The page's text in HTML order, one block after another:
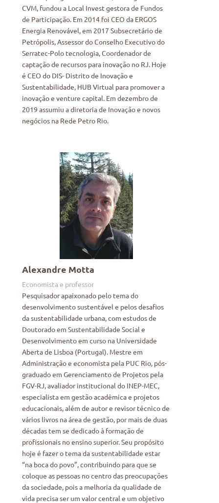
CVM, fundou a Local Invest gestora de Fundos
de Participação. Em 2014 foi CEO da ERGOS
Energia Renovável, em 2017 Subsecretário de
Petrópolis, Assessor do Conselho Executivo do
Serratec-Polo tecnologia, Coordenador de
captação de recursos para inovação no RJ. Hoje
é CEO do DIS- Distrito de Inovação e
Sustentabilidade, HUB Virtual para promover a
inovação e venture capital. Em dezembro de
2019 assumiu a diretoria de Inovação e novos
negócios na Rede Petro Rio.
Alexandre Motta
Economista e professor
Pesquisador apaixonado pelo tema do
desenvolvimento sustentável e pelos desafios
da sustentabilidade urbana, com estudos de
Doutorado em Sustentabilidade Social e
Desenvolvimento em curso na Universidade
Aberta de Lisboa (Portugal). Mestre em
Administração e economista pela PUC Rio, pós-
graduado em Gerenciamento de Projetos pela
FGV-RJ, avaliador institucional do INEP-MEC,
especialista em gestão acadêmica e projetos
educacionais, além de autor e revisor técnico de
vários livros na área de gestão, por mais de duas
décadas tem se dedicado à formação de
profissionais no ensino superior. Seu propósito
hoje é fazer o tema da sustentabilidade estar
“na boca do povo”, contribuindo para que se
coloque as pessoas no centro das preocupações
da sociedade, pois a melhoria da qualidade de
vida precisa ser um valor central e um objetivo